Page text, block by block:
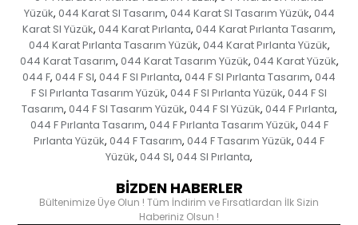
Yüzük, 044 Karat SI Tasarım, 044 Karat SI Tasarım Yüzük, 044
Karat SI Yüzük, 044 Karat Pırlanta, 044 Karat Pırlanta Tasarım,
044 Karat Pırlanta Tasarım Yüzük, 044 Karat Pırlanta Yüzük,
044 Karat Tasarım, 044 Karat Tasarım Yüzük, 044 Karat Yüzük,
044 F, 044 F SI, 044 F SI Pırlanta, 044 F SI Pırlanta Tasarım, 044
F SI Pırlanta Tasarım Yüzük, 044 F SI Pırlanta Yüzük, 044 F SI
Tasarım, 044 F SI Tasarım Yüzük, 044 F SI Yüzük, 044 F Pırlanta,
044 F Pırlanta Tasarım, 044 F Pırlanta Tasarım Yüzük, 044 F
Pırlanta Yüzük, 044 F Tasarım, 044 F Tasarım Yüzük, 044 F
Yüzük, 044 SI, 044 SI Pırlanta,
BİZDEN HABERLER
Bültenimize Üye Olun ! Tüm İndirim ve Fırsatlardan İlk Sizin
Haberiniz Olsun !